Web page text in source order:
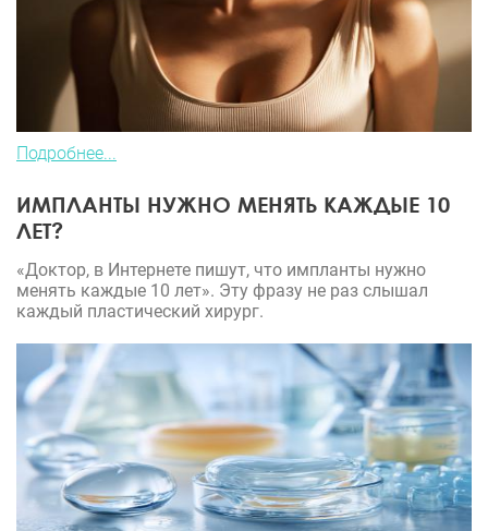
Подробнее...
ИМПЛАНТЫ НУЖНО МЕНЯТЬ КАЖДЫЕ 10
ЛЕТ?
«Доктор, в Интернете пишут, что импланты нужно
менять каждые 10 лет». Эту фразу не раз слышал
каждый пластический хирург.